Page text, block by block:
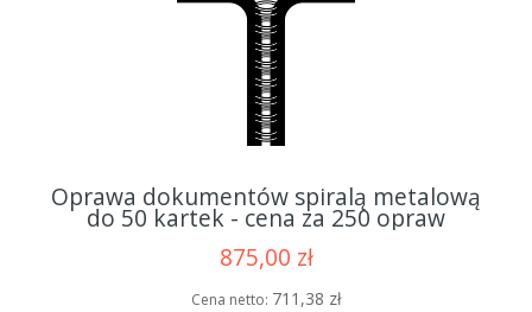
Oprawa dokumentów spiralą metalową
do 50 kartek - cena za 250 opraw
875,00 zł
Cena netto: 711,38 zł